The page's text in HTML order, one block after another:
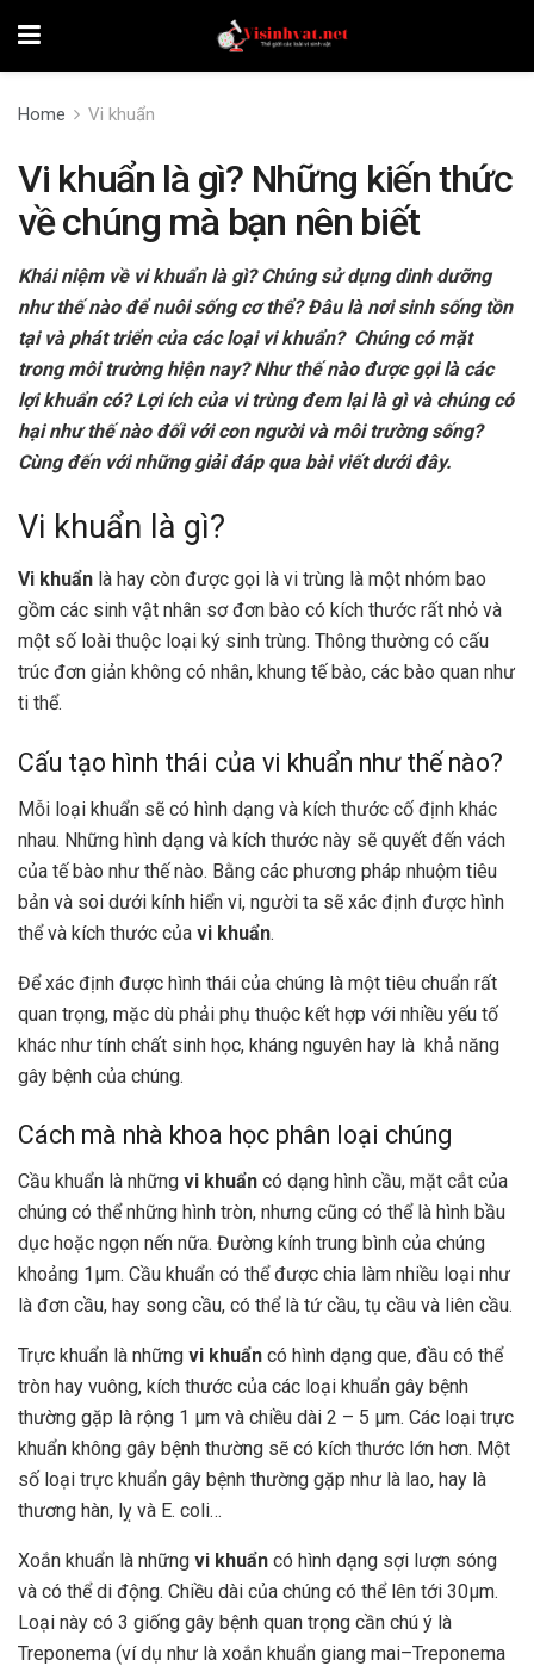
Home Vi khuẩn
Vi khuẩn là gì? Những kiến thức
về chúng mà bạn nên biết
Khái niệm về vi khuẩn là gì? Chúng sử dụng dinh dưỡng
như thế nào để nuôi sống cơ thể? Đâu là nơi sinh sống tồn
tại và phát triển của các loại vi khuẩn? Chúng có mặt
trong môi trường hiện nay? Như thế nào được gọi là các
lợi khuẩn có? Lợi ích của vi trùng đem lại là gì và chúng có
hại như thế nào đối với con người và môi trường sống?
Cùng đến với những giải đáp qua bài viết dưới đây.
Vi khuẩn là gì?
Vi khuẩn là hay còn được gọi là vi trùng là một nhóm bao
gồm các sinh vật nhân sơ đơn bào có kích thước rất nhỏ và
một số loài thuộc loại ký sinh trùng. Thông thường có cấu
trúc đơn giản không có nhân, khung tế bào, các bào quan như
ti thể.
Cấu tạo hình thái của vi khuẩn như thế nào?
Mỗi loại khuẩn sẽ có hình dạng và kích thước cố định khác
nhau. Những hình dạng và kích thước này sẽ quyết đến vách
của tế bào như thế nào. Bằng các phương pháp nhuộm tiêu
bản và soi dưới kính hiển vi, người ta sẽ xác định được hình
thể và kích thước của vi khuẩn.
Để xác định được hình thái của chúng là một tiêu chuẩn rất
quan trọng, mặc dù phải phụ thuộc kết hợp với nhiều yếu tố
khác như tính chất sinh học, kháng nguyên hay là khả năng
gây bệnh của chúng.
Cách mà nhà khoa học phân loại chúng
Cầu khuẩn là những vi khuẩn có dạng hình cầu, mặt cắt của
chúng có thể những hình tròn, nhưng cũng có thể là hình bầu
dục hoặc ngọn nến nữa. Đường kính trung bình của chúng
khoảng 1μm. Cầu khuẩn có thể được chia làm nhiều loại như
là đơn cầu, hay song cầu, có thể là tứ cầu, tụ cầu và liên cầu.
Trực khuẩn là những vi khuẩn có hình dạng que, đầu có thể
tròn hay vuông, kích thước của các loại khuẩn gây bệnh
thường gặp là rộng 1 μm và chiều dài 2 – 5 μm. Các loại trực
khuẩn không gây bệnh thường sẽ có kích thước lớn hơn. Một
số loại trực khuẩn gây bệnh thường gặp như là lao, hay là
thương hàn, lỵ và E. coli…
Xoắn khuẩn là những vi khuẩn có hình dạng sợi lượn sóng
và có thể di động. Chiều dài của chúng có thể lên tới 30μm.
Loại này có 3 giống gây bệnh quan trọng cần chú ý là
Treponema (ví dụ như là xoắn khuẩn giang mai–Treponema